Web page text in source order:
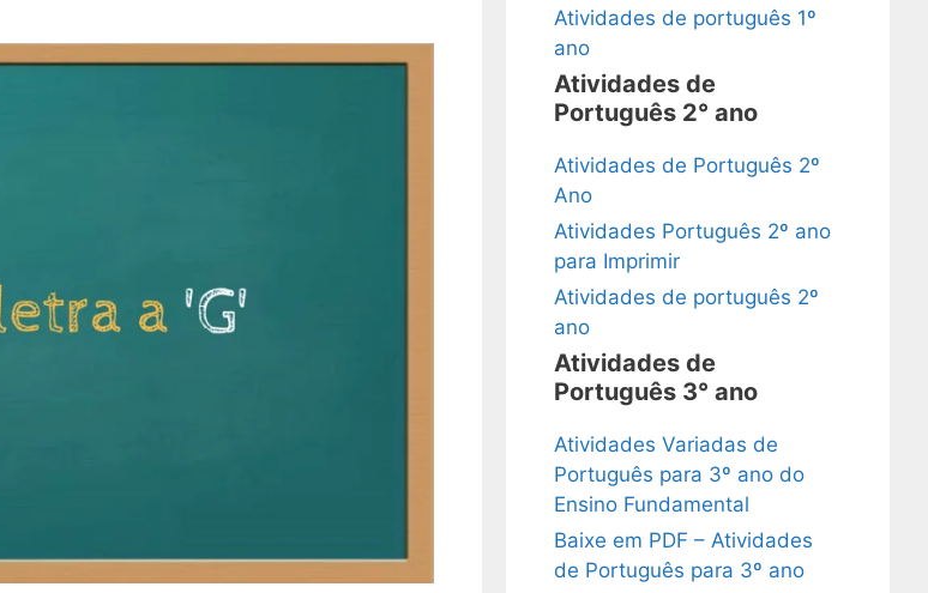
Atividades de português 1º
ano
Atividades de
Português 2° ano
Atividades de Português 2º
Ano
Atividades Português 2º ano
para Imprimir
Atividades de português 2º
ano
Atividades de
Português 3° ano
Atividades Variadas de
Português para 3º ano do
Ensino Fundamental
Baixe em PDF – Atividades
de Português para 3º ano